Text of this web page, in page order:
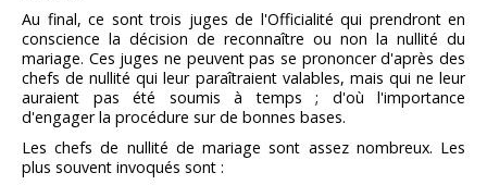
Au final, ce sont trois juges de l'Officialité qui prendront en
conscience la décision de reconnaître ou non la nullité du
mariage. Ces juges ne peuvent pas se prononcer d'après des
chefs de nullité qui leur paraîtraient valables, mais qui ne leur
auraient pas été soumis à temps ; d'où l'importance
d'engager la procédure sur de bonnes bases.
Les chefs de nullité de mariage sont assez nombreux. Les
plus souvent invoqués sont :